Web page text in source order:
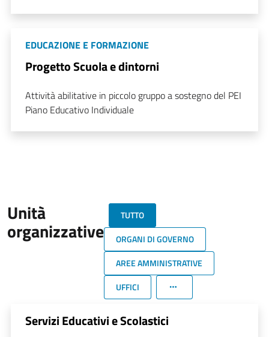
EDUCAZIONE E FORMAZIONE
Progetto Scuola e dintorni
Attività abilitative in piccolo gruppo a sostegno del PEI
Piano Educativo Individuale
Unità
organizzative
TUTTO
ORGANI DI GOVERNO
AREE AMMINISTRATIVE
UFFICI
Servizi Educativi e Scolastici